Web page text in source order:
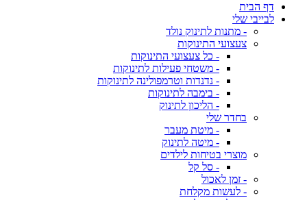
דף הבית
לבייבי שלי
- מתנות לתינוק נולד
צעצועי התינוקות
- כל צעצועי התינוקות
- משטחי פעילות לתינוקות
- נדנדות וטרמפולינה לתינוקות
- בימבה לתינוקות
- הליכון לתינוק
בחדר שלי
- מיטת מעבר
- מיטה לתינוק
מוצרי בטיחות לילדים
- סל קל
- זמן לאכול
- לעשות מקלחת